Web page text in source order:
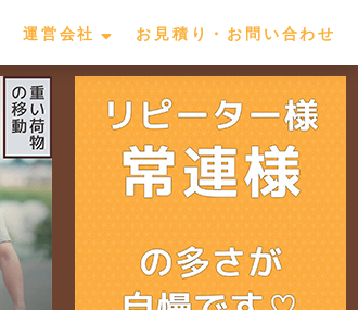
運営会社 お見積り・お問い合わせ